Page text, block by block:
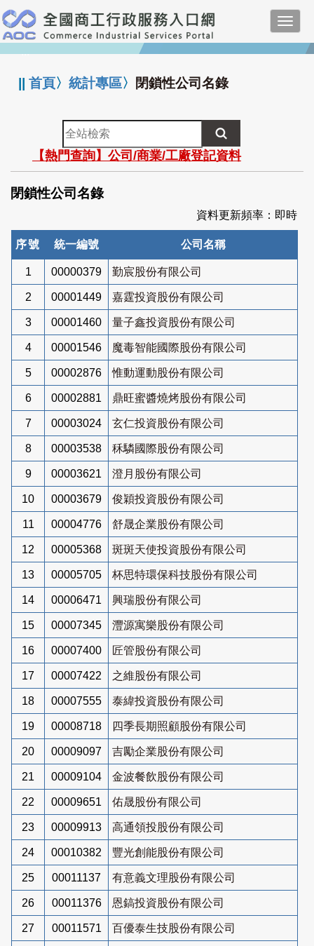
跳
到
主
要
:::
||首頁〉統計專區〉 閉鎖性公司名錄
全
站
檢
索
【熱門查詢】公司/商業/工廠登記資料
閉鎖性公司名錄
資料更新頻率：即時
序號 統一編號 公司名稱
1 00000379 勤宸股份有限公司
2 00001449 嘉霆投資股份有限公司
3 00001460 量子鑫投資股份有限公司
4 00001546 魔毒智能國際股份有限公司
5 00002876 惟動運動股份有限公司
6 00002881 鼎旺蜜醬燒烤股份有限公司
7 00003024 玄仁投資股份有限公司
8 00003538 秝驎國際股份有限公司
9 00003621 澄月股份有限公司
10 00003679 俊穎投資股份有限公司
11 00004776 舒晟企業股份有限公司
12 00005368 斑斑天使投資股份有限公司
13 00005705 杯思特環保科技股份有限公司
14 00006471 興瑞股份有限公司
15 00007345 灃源寓樂股份有限公司
16 00007400 匠管股份有限公司
17 00007422 之維股份有限公司
18 00007555 泰緯投資股份有限公司
19 00008718 四季長期照顧股份有限公司
20 00009097 吉勵企業股份有限公司
21 00009104 金波餐飲股份有限公司
22 00009651 佑晟股份有限公司
23 00009913 高通領投股份有限公司
24 00010382 豐光創能股份有限公司
25 00011137 有意義文理股份有限公司
26 00011376 恩鎬投資股份有限公司
27 00011571 百優泰生技股份有限公司